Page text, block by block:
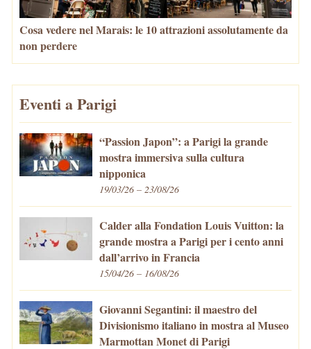
Cosa vedere nel Marais: le 10 attrazioni assolutamente da
non perdere
Eventi a Parigi
“Passion Japon”: a Parigi la grande
mostra immersiva sulla cultura
nipponica
19/03/26 – 23/08/26
Calder alla Fondation Louis Vuitton: la
grande mostra a Parigi per i cento anni
dall’arrivo in Francia
15/04/26 – 16/08/26
Giovanni Segantini: il maestro del
Divisionismo italiano in mostra al Museo
Marmottan Monet di Parigi